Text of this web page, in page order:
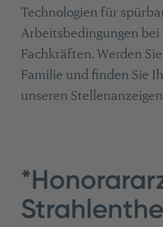
Technologien für
Arbeitsbedingungen
Fachkräften. Werden
Familie und finden Sie
unseren